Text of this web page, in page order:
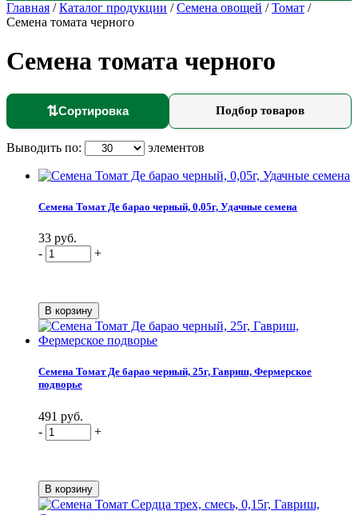
Главная /Каталог продукции /Семена овощей /Томат /
Семена томата черного
Семена томата черного
⇅Сортировка Подбор товаров
Выводить по: элементов
Семена Томат Де барао черный, 0,05г, Удачные семена
33 руб.
-
+
Семена Томат Де барао черный, 25г, Гавриш, Фермерское
подворье
491 руб.
-
+